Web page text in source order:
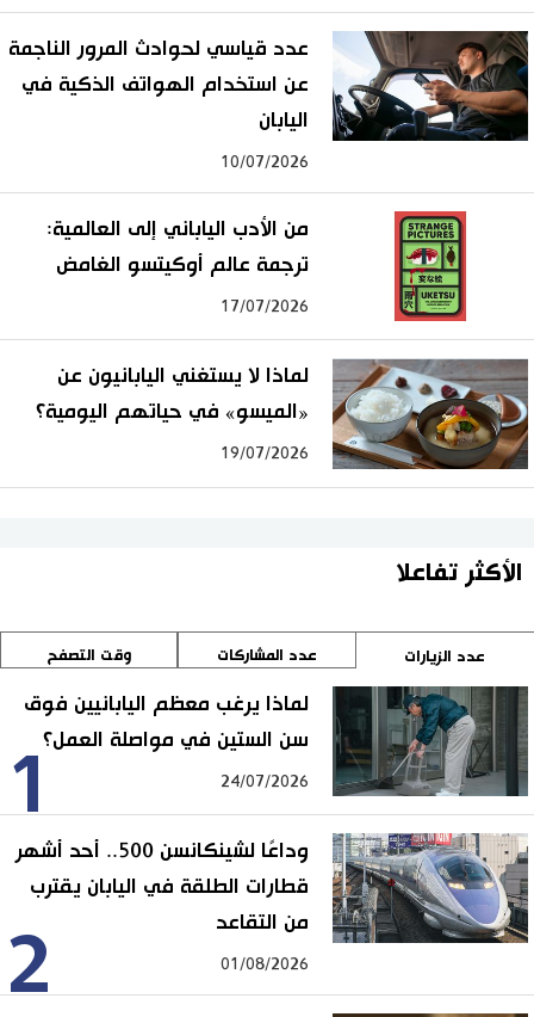
عدد قياسي لحوادث المرور الناجمة
عن استخدام الهواتف الذكية في
اليابان
10/07/2026
من الأدب الياباني إلى العالمية:
ترجمة عالم أوكيتسو الغامض
17/07/2026
لماذا لا يستغني اليابانيون عن
«الميسو» في حياتهم اليومية؟
19/07/2026
الأكثر تفاعلا
عدد الزيارات عدد المشاركات وقت التصفح
1
لماذا يرغب معظم اليابانيين فوق
سن الستين في مواصلة العمل؟
24/07/2026
2
وداعًا لشينكانسن 500.. أحد أشهر
قطارات الطلقة في اليابان يقترب
من التقاعد
01/08/2026